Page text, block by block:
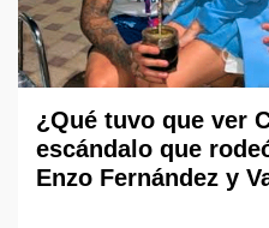
¿Qué tuvo que ver
escándalo que
Enzo Fernández y